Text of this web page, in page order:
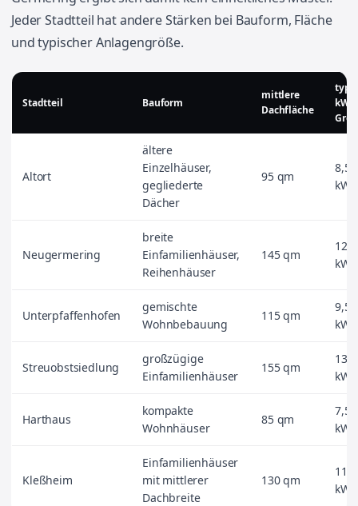
Jeder Stadtteil hat andere Stärken bei Bauform, Fläche
und typischer Anlagengröße.
Stadtteil Bauform
mittlere
Dachfläche
Altort
ältere
Einzelhäuser,
gegliederte
Dächer
95 qm
8,5
kWp
Neugermering
breite
Einfamilienhäuser,
Reihenhäuser
145 qm
12,0
kWp
Unterpfaffenhofen
gemischte
Wohnbebauung
115 qm
9,5
kWp
Streuobstsiedlung
großzügige
Einfamilienhäuser
155 qm
13,0
kWp
Harthaus
kompakte
Wohnhäuser
85 qm
7,5
kWp
Kleßheim
Einfamilienhäuser
mit mittlerer
Dachbreite
130 qm
11,0
kWp